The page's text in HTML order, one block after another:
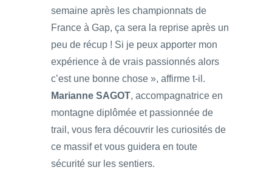
semaine après les championnats de
France à Gap, ça sera la reprise après un
peu de récup ! Si je peux apporter mon
expérience à de vrais passionnés alors
c’est une bonne chose », affirme t-il.
Marianne SAGOT, accompagnatrice en
montagne diplômée et passionnée de
trail, vous fera découvrir les curiosités de
ce massif et vous guidera en toute
sécurité sur les sentiers.